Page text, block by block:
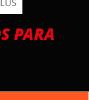
PARA